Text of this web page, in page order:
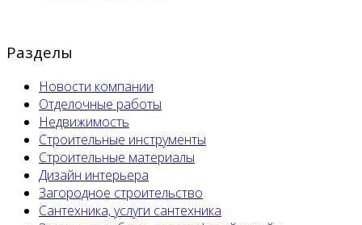
Разделы
Новости компании
Отделочные работы
Недвижимость
Строительные инструменты
Строительные материалы
Дизайн интерьера
Загородное строительство
Сантехника, услуги сантехника